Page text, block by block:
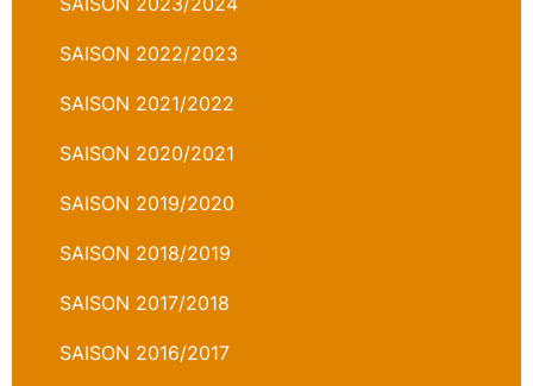
SAISON 2022/2023
SAISON 2021/2022
SAISON 2020/2021
SAISON 2019/2020
SAISON 2018/2019
SAISON 2017/2018
SAISON 2016/2017